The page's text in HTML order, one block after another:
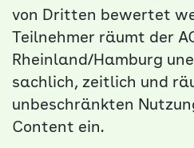
von Dritten bewertet
Teilnehmer räumt der
Rheinland/Hamburg
sachlich, zeitlich und
unbeschränkten
Content ein.